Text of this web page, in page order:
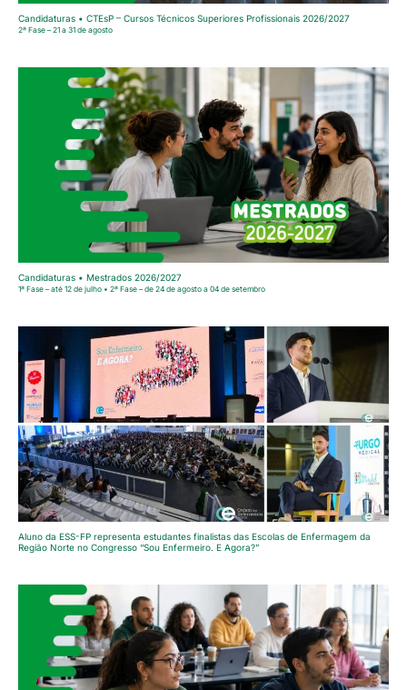
Candidaturas • CTEsP – Cursos Técnicos Superiores Profissionais 2026/2027
2ª Fase – 21 a 31 de agosto
Candidaturas • Mestrados 2026/2027
1ª Fase – até 12 de julho • 2ª Fase – de 24 de agosto a 04 de setembro
Aluno da ESS-FP representa estudantes finalistas das Escolas de Enfermagem da
Região Norte no Congresso “Sou Enfermeiro. E Agora?”